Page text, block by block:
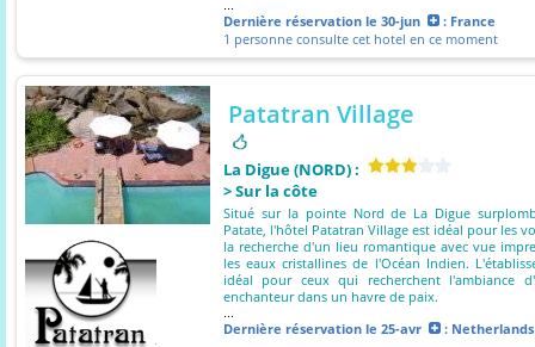
Dernière réservation le 30-jun
: France
1 personne consulte cet hotel en ce moment
Patatran Village
La Digue (NORD) :
> Sur la côte
Situé sur la pointe Nord de La Digue
Patate, l'hôtel Patatran Village est idéal pour les
la recherche d'un lieu romantique avec vue
les eaux cristallines de l'Océan Indien.
idéal pour ceux qui recherchent l'ambiance
enchanteur dans un havre de paix.
Dernière réservation le 25-avr : Netherlands